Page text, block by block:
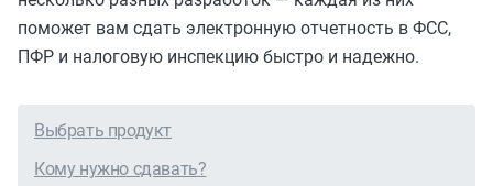
поможет вам сдать электронную отчетность в ФСС,
ПФР и налоговую инспекцию быстро и надежно.
Выбрать продукт
Кому нужно сдавать?